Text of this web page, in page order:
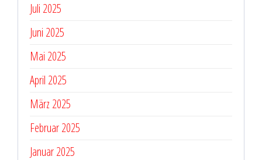
Juli 2025
Juni 2025
Mai 2025
April 2025
März 2025
Februar 2025
Januar 2025